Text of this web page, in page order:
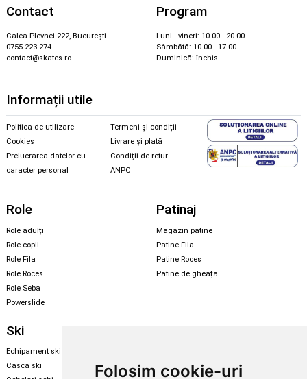
Folosim cookie-uri
Contact
Calea Plevnei 222, București
0755 223 274
contact@skates.ro
Program
Luni - vineri: 10.00 - 20.00
Sâmbătă: 10.00 - 17.00
Duminică: închis
Informații utile
Politica de utilizare
Cookies
Prelucrarea datelor cu
caracter personal
Termeni și condiții
Livrare și plată
Condiții de retur
ANPC
Role
Role adulți
Role copii
Role Fila
Role Roces
Role Seba
Powerslide
Patinaj
Magazin patine
Patine Fila
Patine Roces
Patine de gheață
Ski
Echipament ski
Cască ski
Snowboard
Echipament snowboard